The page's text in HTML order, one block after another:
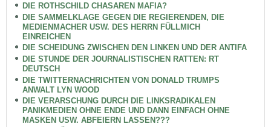
DIE ROTHSCHILD CHASAREN MAFIA?
DIE SAMMELKLAGE GEGEN DIE REGIERENDEN, DIE
MEDIENMACHER USW. DES HERRN FÜLLMICH
EINREICHEN
DIE SCHEIDUNG ZWISCHEN DEN LINKEN UND DER ANTIFA
DIE STUNDE DER JOURNALISTISCHEN RATTEN: RT
DEUTSCH
DIE TWITTERNACHRICHTEN VON DONALD TRUMPS
ANWALT LYN WOOD
DIE VERARSCHUNG DURCH DIE LINKSRADIKALEN
PANIKMEDIEN OHNE ENDE UND DANN EINFACH OHNE
MASKEN USW. ABFEIERN LASSEN???